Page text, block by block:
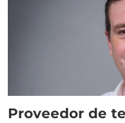
Proveedor de